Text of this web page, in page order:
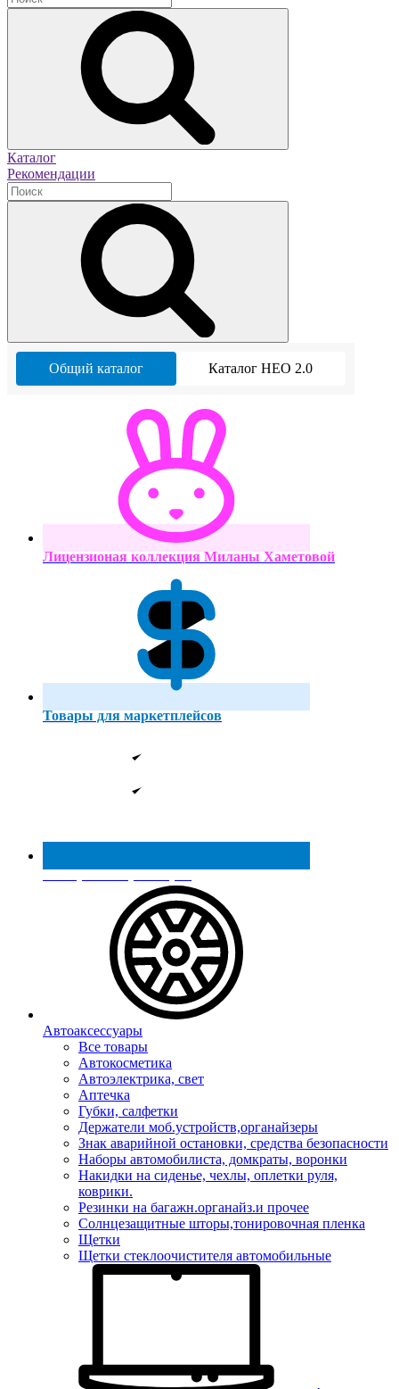
Каталог
Рекомендации
Общий каталог Каталог НЕО 2.0
Лицензионая коллекция Миланы Хаметовой
Товары для маркетплейсов
Реестр МинПромТорга
Автоаксессуары
Все товары
Автокосметика
Автоэлектрика, свет
Аптечка
Губки, салфетки
Держатели моб.устройств,органайзеры
Знак аварийной остановки, средства безопасности
Наборы автомобилиста, домкраты, воронки
Накидки на сиденье, чехлы, оплетки руля,
коврики.
Резинки на багажн.органайз.и прочее
Солнцезащитные шторы,тонировочная пленка
Щетки
Щетки стеклоочистителя автомобильные